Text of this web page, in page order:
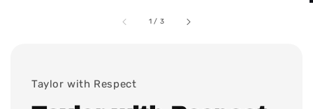
1 / 3
Taylor with Respect